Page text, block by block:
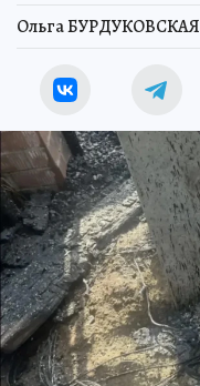
Ольга БУРДУКОВСКАЯ